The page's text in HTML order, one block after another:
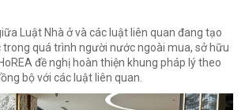
Luật Nhà ở và các luật liên quan đang tạo
quá trình người nước ngoài mua, sở hữu
đề nghị hoàn thiện khung pháp lý theo
bộ với các luật liên quan.